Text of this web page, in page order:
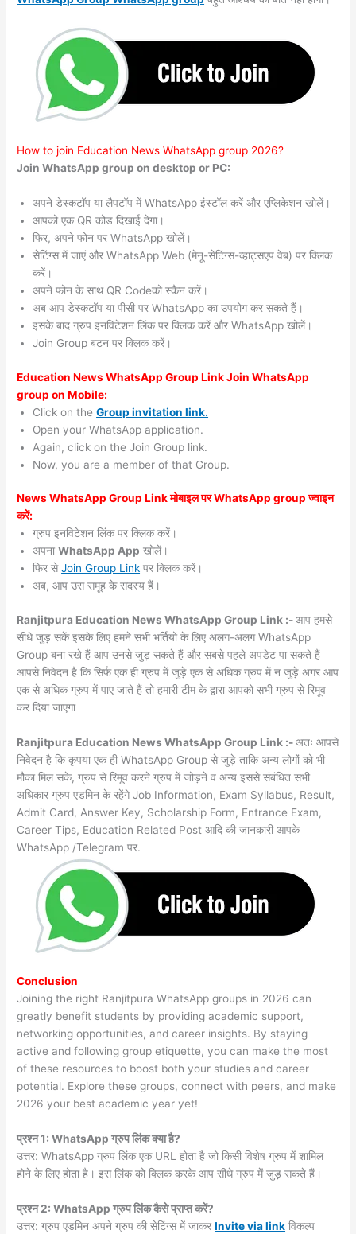
How to join Education News WhatsApp group 2026?
Join WhatsApp group on desktop or PC:
अपने डेस्कटॉप या लैपटॉप में WhatsApp इंस्टॉल करें और एप्लिकेशन खोलें।
आपको एक QR कोड दिखाई देगा।
फिर, अपने फोन पर WhatsApp खोलें।
सेटिंग्स में जाएं और WhatsApp Web (मेनू-सेटिंग्स-व्हाट्सएप वेब) पर क्लिक
करें।
अपने फोन के साथ QR Codeको स्कैन करें।
अब आप डेस्कटॉप या पीसी पर WhatsApp का उपयोग कर सकते हैं।
इसके बाद ग्रुप इनविटेशन लिंक पर क्लिक करें और WhatsApp खोलें।
Join Group बटन पर क्लिक करें।
Education News WhatsApp Group Link Join WhatsApp
group on Mobile:
Click on theGroup invitation link.
Open your WhatsApp application.
Again, click on the Join Group link.
Now, you are a member of that Group.
News WhatsApp Group Link मोबाइल पर WhatsApp group ज्वाइन
करें:
ग्रुप इनविटेशन लिंक पर क्लिक करें।
अपनाWhatsApp App खोलें।
फिर सेJoin Group Link पर क्लिक करें।
अब, आप उस समूह के सदस्य हैं।
Ranjitpura Education News WhatsApp Group Link :-आप हमसे
सीधे जुड़ सकें इसके लिए हमने सभी भर्तियों के लिए अलग-अलग WhatsApp
Group बना रखे हैं आप उनसे जुड़ सकते हैं और सबसे पहले अपडेट पा सकते हैं
आपसे निवेदन है कि सिर्फ एक ही ग्रुप में जुड़े एक से अधिक ग्रुप में न जुड़े अगर आप
एक से अधिक ग्रुप में पाए जाते हैं तो हमारी टीम के द्वारा आपको सभी ग्रुप से रिमूव
कर दिया जाएगा
Ranjitpura Education News WhatsApp Group Link :-अतः आपसे
निवेदन है कि कृपया एक ही WhatsApp Group से जुड़े ताकि अन्य लोगों को भी
मौका मिल सके, ग्रुप से रिमूव करने ग्रुप में जोड़ने व अन्य इससे संबंधित सभी
अधिकार ग्रुप एडमिन के रहेंगे Job Information, Exam Syllabus, Result,
Admit Card, Answer Key, Scholarship Form, Entrance Exam,
Career Tips, Education Related Post आदि की जानकारी आपके
WhatsApp /Telegram पर.
Conclusion
Joining the right Ranjitpura WhatsApp groups in 2026 can
greatly benefit students by providing academic support,
networking opportunities, and career insights. By staying
active and following group etiquette, you can make the most
of these resources to boost both your studies and career
potential. Explore these groups, connect with peers, and make
2026 your best academic year yet!
प्रश्न 1: WhatsApp ग्रुप लिंक क्या है?
उत्तर: WhatsApp ग्रुप लिंक एक URL होता है जो किसी विशेष ग्रुप में शामिल
होने के लिए होता है। इस लिंक को क्लिक करके आप सीधे ग्रुप में जुड़ सकते हैं।
प्रश्न 2: WhatsApp ग्रुप लिंक कैसे प्राप्त करें?
उत्तर: ग्रुप एडमिन अपने ग्रुप की सेटिंग्स में जाकरInvite via link विकल्प